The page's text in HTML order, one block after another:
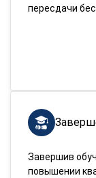
пересдачи
Завершив
повышении